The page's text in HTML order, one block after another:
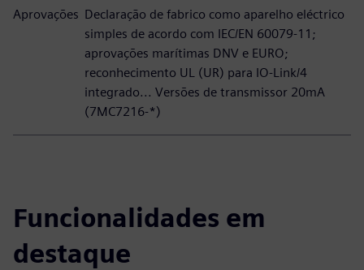
Aprovações Declaração de fabrico como aparelho eléctrico
simples de acordo com IEC/EN 60079-11;
aprovações marítimas DNV e EURO;
reconhecimento UL (UR) para IO-Link/4
integrado... Versões de transmissor 20mA
(7MC7216-*)
Funcionalidades em
destaque